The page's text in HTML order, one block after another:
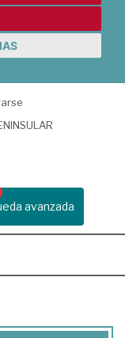
avanzada